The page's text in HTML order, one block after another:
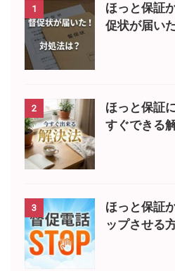
1
ほっと保証
促状が届い
2
ほっと保証
すぐできる
3
ほっと保証
ップさせる